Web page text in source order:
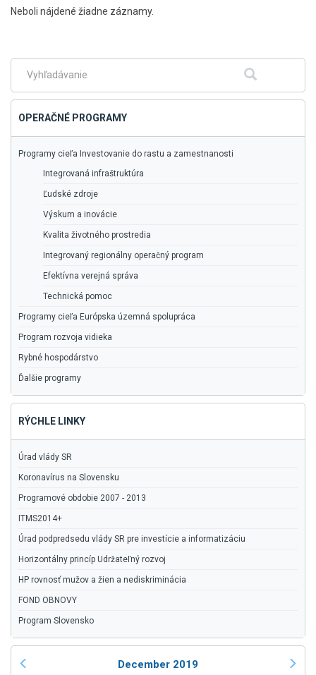
Neboli nájdené žiadne záznamy.
menu
Fulltextové
Hľadať
OPERAČNÉ PROGRAMY
Programy cieľa Investovanie do rastu a zamestnanosti
Integrovaná infraštruktúra
Ľudské zdroje
Výskum a inovácie
Kvalita životného prostredia
Integrovaný regionálny operačný program
Efektívna verejná správa
Technická pomoc
Programy cieľa Európska územná spolupráca
Program rozvoja vidieka
Rybné hospodárstvo
Ďalšie programy
RÝCHLE LINKY
Úrad vlády SR
Koronavírus na Slovensku
Programové obdobie 2007 - 2013
ITMS2014+
Úrad podpredsedu vlády SR pre investície a informatizáciu
Horizontálny princíp Udržateľný rozvoj
HP rovnosť mužov a žien a nediskriminácia
FOND OBNOVY
Program Slovensko
December 2019